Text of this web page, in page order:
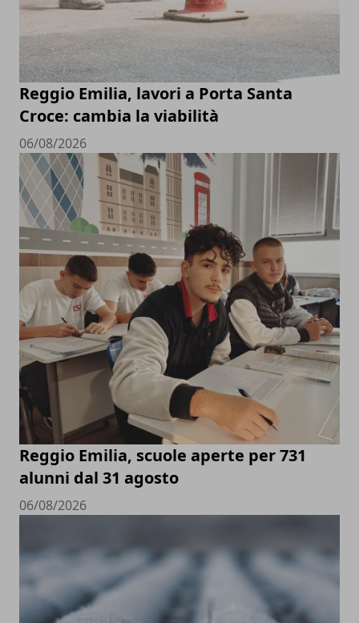
Reggio Emilia, lavori a Porta Santa
Croce: cambia la viabilità
06/08/2026
Reggio Emilia, scuole aperte per 731
alunni dal 31 agosto
06/08/2026